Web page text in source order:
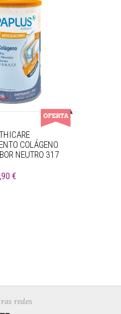
COLÁGENO
NEUTRO 317
€
redes